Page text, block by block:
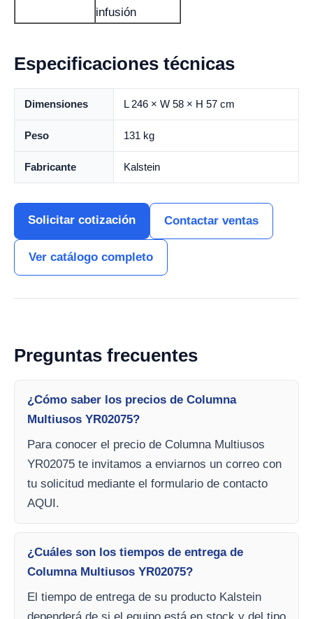
infusión
Especificaciones técnicas
Dimensiones L 246 × W 58 × H 57 cm
Peso 131 kg
Fabricante Kalstein
Solicitar cotización Contactar ventas
Ver catálogo completo
Preguntas frecuentes
¿Cómo saber los precios de Columna
Multiusos YR02075?
Para conocer el precio de Columna Multiusos
YR02075 te invitamos a enviarnos un correo con
tu solicitud mediante el formulario de contacto
AQUI.
¿Cuáles son los tiempos de entrega de
Columna Multiusos YR02075?
El tiempo de entrega de su producto Kalstein